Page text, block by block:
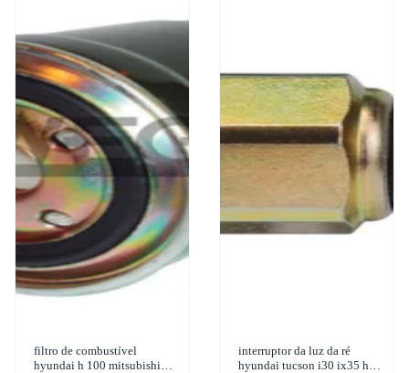
filtro de combustível
hyundai h 100 mitsubishi
interruptor da luz da ré
hyundai tucson i30 ix35 hr